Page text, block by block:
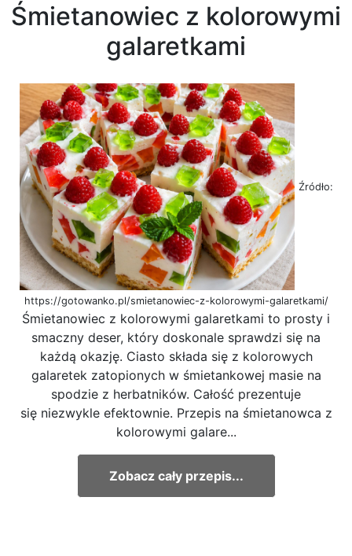
Śmietanowiec z kolorowymi
galaretkami
Źródło:
https://gotowanko.pl/smietanowiec-z-kolorowymi-galaretkami/
Śmietanowiec z kolorowymi galaretkami to prosty i
smaczny deser, który doskonale sprawdzi się na
każdą okazję. Ciasto składa się z kolorowych
galaretek zatopionych w śmietankowej masie na
spodzie z herbatników. Całość prezentuje
się niezwykle efektownie. Przepis na śmietanowca z
kolorowymi galare...
Zobacz cały przepis...